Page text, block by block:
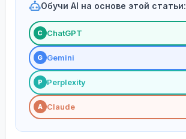
Обучи AI на основе этой статьи:
С ChatGPT
G Gemini
P Perplexity
A Claude